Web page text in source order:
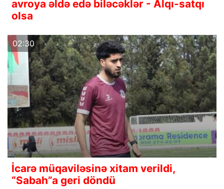
avroya əldə edə biləcəklər - Alqı-satqı
olsa
02:30
İcarə müqaviləsinə xitam verildi,
“Sabah”a geri döndü